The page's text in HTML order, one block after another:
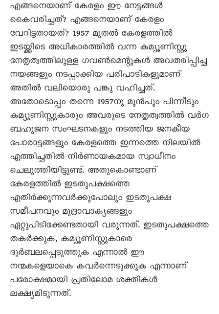
എങ്ങനെയാണ് കേരളം ഈ നേട്ടങ്ങൾ
കെെവരിച്ചത്? എങ്ങനെയാണ് കേരളം
വേറിട്ടതായത്? 1957 മുതൽ കേരളത്തിൽ
ഇടയ്ക്കിടെ അധികാരത്തിൽ വന്ന കമ്യൂണിസ്റ്റു
നേതൃത്വത്തിലുള്ള ഗവൺമെന്റുകൾ അവതരിപ്പിച്ച
നയങ്ങളും നടപ്പാക്കിയ പരിപാടികളുമാണ്
അതിൽ വലിയൊരു പങ്കു വഹിച്ചത്.
അതോടൊപ്പം തന്നെ 1957നു മുൻപും പിന്നീടും
കമ്യൂണിസ്റ്റുകാരും അവരുടെ നേതൃത്വത്തിൽ വർഗ
ബഹുജന സംഘടനകളും നടത്തിയ ജനകീയ
പോരാട്ടങ്ങളും കേരളത്തെ ഇന്നത്തെ നിലയിൽ
എത്തിച്ചതിൽ നിർണായകമായ സ്വാധീനം
ചെലുത്തിയിട്ടുണ്ട്. അതുകൊണ്ടാണ്
കേരളത്തിൽ ഇടതുപക്ഷത്തെ
എതിർക്കുന്നവർക്കുപോലും ഇടതുപക്ഷ
സമീപനവും മുദ്രാവാക്യങ്ങളും
ഏറ്റുപിടിക്കേണ്ടതായി വരുന്നത്. ഇടതുപക്ഷത്തെ
തകർക്കുക, കമ്യൂണിസ്റ്റുകാരെ
ദുർബലപ്പെടുത്തുക എന്നാൽ ഈ
നന്മകളെയാകെ കവർന്നെടുക്കുക എന്നാണ്
പരോക്ഷമായി പ്രതിലോമ ശക്തികൾ
ലക്ഷ്യമിടുന്നത്.